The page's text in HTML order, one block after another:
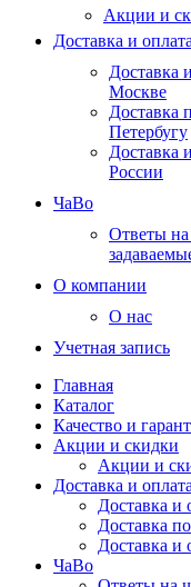
Акции и
Доставка и оплата
Доставка
Москве
Доставка
Петербугу
Доставка
России
ЧаВо
Ответы на
О компании
О нас
Учетная запись
Главная
Каталог
Качество и
Акции и скидки
Акции и
Доставка и оплата
Доставка и
Доставка
Доставка и
ЧаВо